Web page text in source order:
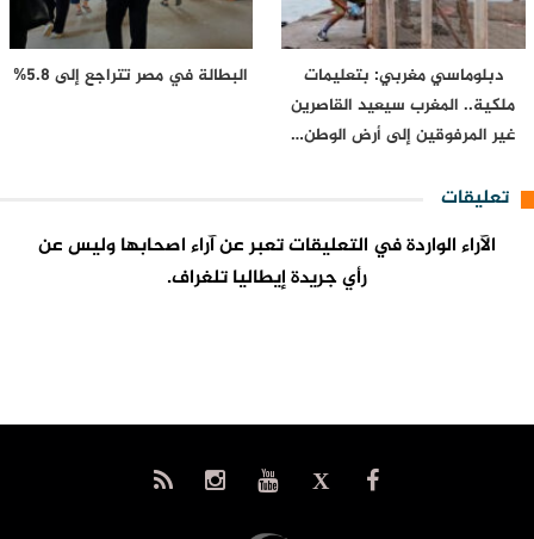
دبلوماسي مغربي: بتعليمات
ملكية.. المغرب سيعيد القاصرين
غير المرفوقين إلى أرض الوطن…
البطالة في مصر تتراجع إلى 5.8%
تعليقات
الآراء الواردة في التعليقات تعبر عن آراء اصحابها وليس عن
رأي جريدة إيطاليا تلغراف.